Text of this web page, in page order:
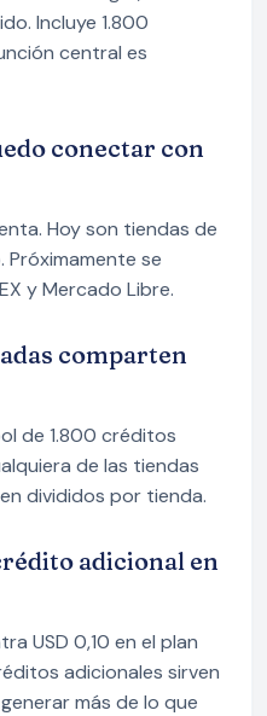
Incluye 1.800
central es
conectar con
Hoy son tiendas de
Próximamente se
y Mercado Libre.
comparten
de 1.800 créditos
de las tiendas
divididos por tienda.
adicional en
USD 0,10 en el plan
adicionales sirven
más de lo que